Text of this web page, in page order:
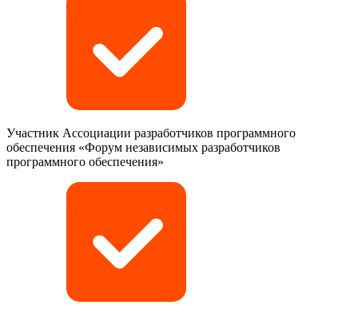
Участник Ассоциации разработчиков программного
обеспечения «Форум независимых разработчиков
программного обеспечения»